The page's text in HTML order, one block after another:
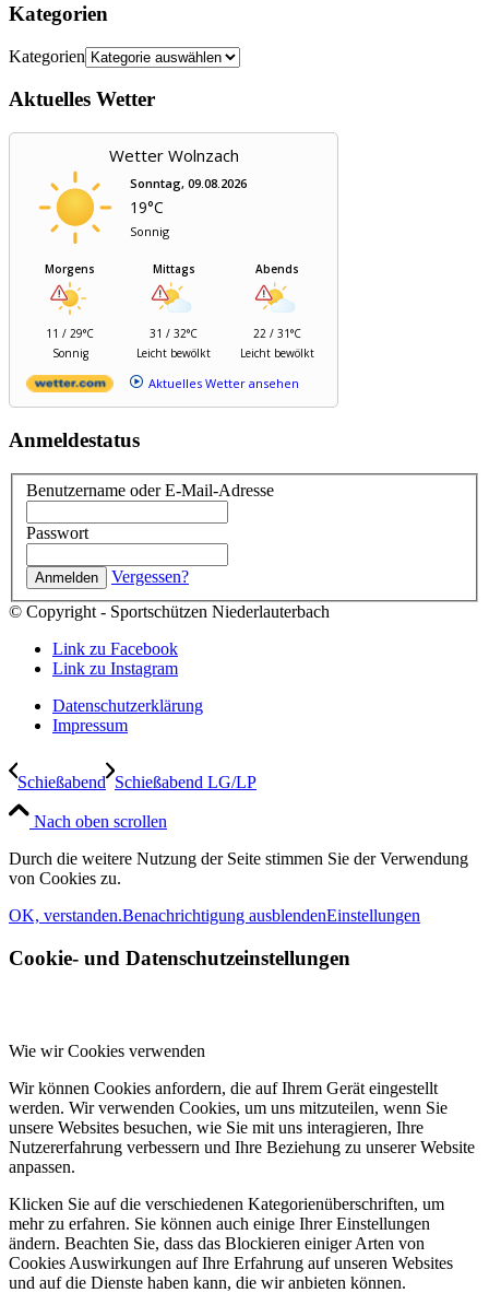
Kategorien
Kategorien
Aktuelles Wetter
Wetter Wolnzach
Sonntag, 09.08.2026
19°C
Sonnig
Morgens
11 / 29°C
Sonnig
Mittags
31 / 32°C
Leicht bewölkt
Abends
22 / 31°C
Leicht bewölkt
Aktuelles Wetter ansehen
Anmeldestatus
Benutzername oder E-Mail-Adresse
Passwort
Vergessen?
© Copyright - Sportschützen Niederlauterbach
Link zu Facebook
Link zu Instagram
Datenschutzerklärung
Impressum
Schießabend Schießabend LG/LP
Nach oben scrollen
Durch die weitere Nutzung der Seite stimmen Sie der Verwendung
von Cookies zu.
OK, verstanden.Benachrichtigung ausblendenEinstellungen
Cookie- und Datenschutzeinstellungen
Wie wir Cookies verwenden
Wir können Cookies anfordern, die auf Ihrem Gerät eingestellt
werden. Wir verwenden Cookies, um uns mitzuteilen, wenn Sie
unsere Websites besuchen, wie Sie mit uns interagieren, Ihre
Nutzererfahrung verbessern und Ihre Beziehung zu unserer Website
anpassen.
Klicken Sie auf die verschiedenen Kategorienüberschriften, um
mehr zu erfahren. Sie können auch einige Ihrer Einstellungen
ändern. Beachten Sie, dass das Blockieren einiger Arten von
Cookies Auswirkungen auf Ihre Erfahrung auf unseren Websites
und auf die Dienste haben kann, die wir anbieten können.